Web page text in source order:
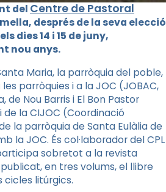
del Centre de Pastoral
després de la seva elecció
dies 14 i 15 de juny,
nou anys.
Maria, la parròquia del poble,
parròquies i a la JOC (JOBAC,
de Nou Barris i El Bon Pastor
la CIJOC (Coordinació
la parròquia de Santa Eulàlia de
la JOC. És col·laborador del CPL
participa sobretot a la revista
en tres volums, el llibre
cicles litúrgics.